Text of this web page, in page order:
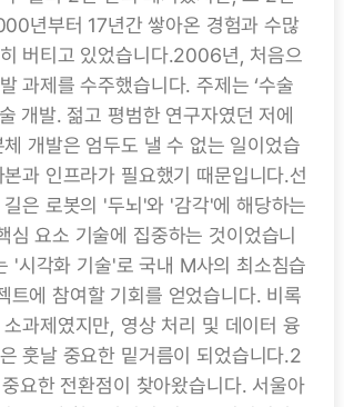
년부터 17년간 쌓아온 경험과 수많
버티고 있었습니다.2006년, 처음으
과제를 수주했습니다. 주제는 ‘수술
개발. 젊고 평범한 연구자였던 저에
개발은 엄두도 낼 수 없는 일이었습
과 인프라가 필요했기 때문입니다.선
은 로봇의 '두뇌'와 '감각'에 해당하는
심 요소 기술에 집중하는 것이었습니
'시각화 기술'로 국내 M사의 최소침습
트에 참여할 기회를 얻었습니다. 비록
과제였지만, 영상 처리 및 데이터 융
훗날 중요한 밑거름이 되었습니다.2
요한 전환점이 찾아왔습니다. 서울아